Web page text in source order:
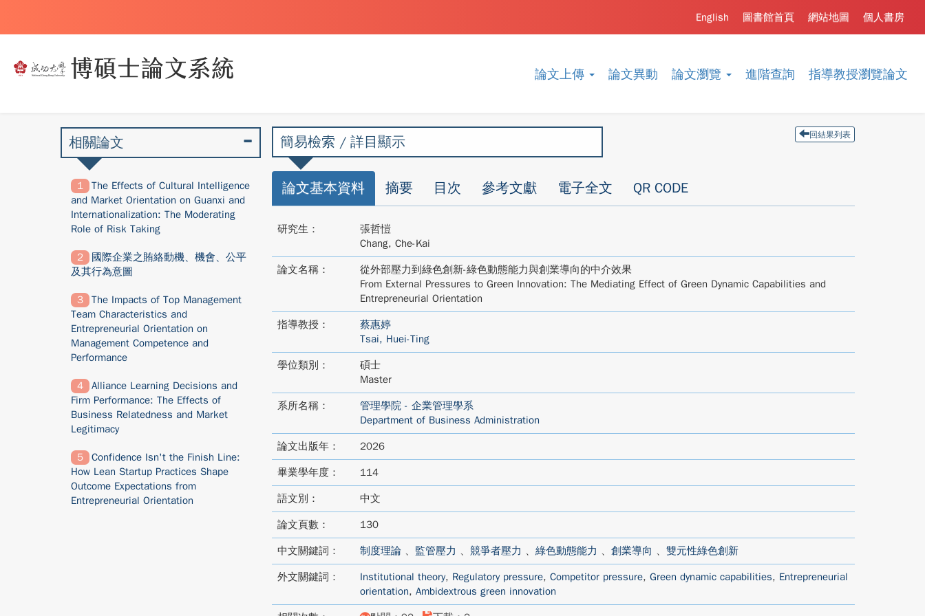
論文上傳 論文異動 論文瀏覽 進階查詢 指導教授瀏覽論文
個人書房
網站地圖
圖書館首頁
English
簡易檢索 / 詳目顯示 回結果列表
論文基本資料 摘要 目次 參考文獻 電子全文 QR CODE
研究生：
張哲愷
Chang, Che-Kai
論文名稱：
從外部壓力到綠色創新-綠色動態能力與創業導向的中介效果
From External Pressures to Green Innovation: The Mediating Effect of Green Dynamic Capabilities and
Entrepreneurial Orientation
指導教授：
蔡惠婷
Tsai, Huei-Ting
學位類別：
碩士
Master
系所名稱：
管理學院 - 企業管理學系
Department of Business Administration
論文出版年： 2026
畢業學年度： 114
語文別： 中文
論文頁數： 130
中文關鍵詞： 制度理論、 監管壓力 、 競爭者壓力 、 綠色動態能力 、 創業導向 、 雙元性綠色創新
外文關鍵詞： Institutional theory, Regulatory pressure, Competitor pressure, Green dynamic capabilities, Entrepreneurial
orientation, Ambidextrous green innovation
相關論文
The Effects of Cultural Intelligence
and Market Orientation on Guanxi and
Internationalization: The Moderating
Role of Risk Taking
國際企業之賄絡動機、機會、公平
及其行為意圖
The Impacts of Top Management
Team Characteristics and
Entrepreneurial Orientation on
Management Competence and
Performance
Alliance Learning Decisions and
Firm Performance: The Effects of
Business Relatedness and Market
Legitimacy
Confidence Isn't the Finish Line:
How Lean Startup Practices Shape
Outcome Expectations from
Entrepreneurial Orientation